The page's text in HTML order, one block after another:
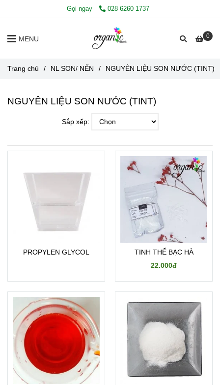
Gọi ngay 028 6260 1737
0
MENU
Trang chủ / NL SON/ NẾN / NGUYÊN LIỆU SON NƯỚC (TINT)
NGUYÊN LIỆU SON NƯỚC (TINT)
Sắp xếp:
PROPYLEN GLYCOL
TINH THỂ BẠC HÀ
22.000đ